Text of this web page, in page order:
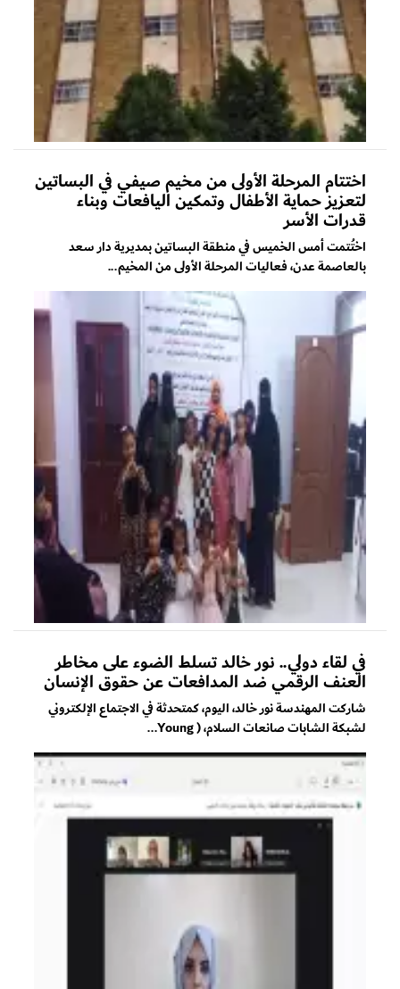
اختتام المرحلة الأولى من مخيم صيفي في البساتين
لتعزيز حماية الأطفال وتمكين اليافعات وبناء
قدرات الأسر
اختُتمت أمس الخميس في منطقة البساتين بمديرية دار سعد
بالعاصمة عدن، فعاليات المرحلة الأولى من المخيم...
في لقاء دولي.. نور خالد تسلط الضوء على مخاطر
العنف الرقمي ضد المدافعات عن حقوق الإنسان
شاركت المهندسة نور خالد، اليوم، كمتحدثة في الاجتماع الإلكتروني
لشبكة الشابات صانعات السلام، ( Young...